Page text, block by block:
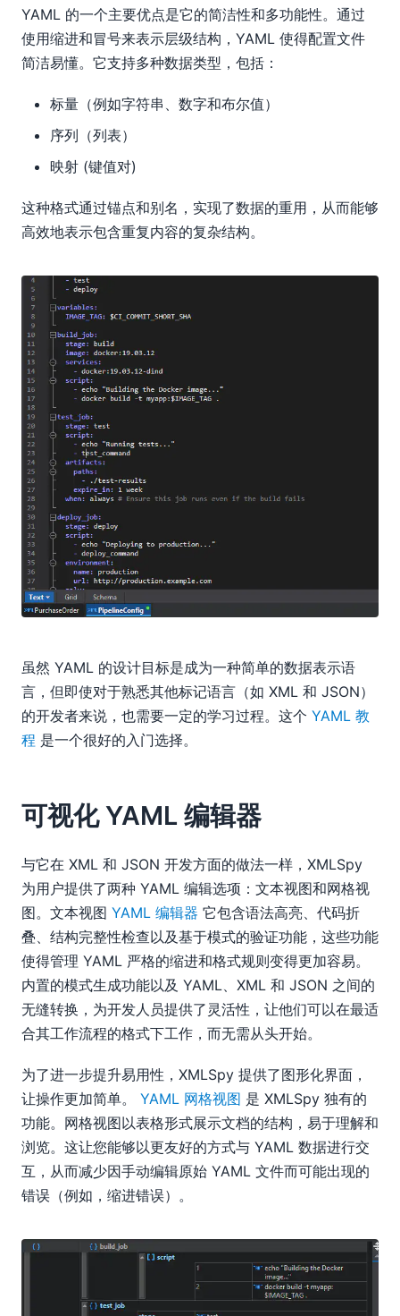
YAML 的一个主要优点是它的简洁性和多功能性。通过
使用缩进和冒号来表示层级结构，YAML 使得配置文件
简洁易懂。它支持多种数据类型，包括：
标量（例如字符串、数字和布尔值）
序列（列表）
映射 (键值对)
这种格式通过锚点和别名，实现了数据的重用，从而能够
高效地表示包含重复内容的复杂结构。
虽然 YAML 的设计目标是成为一种简单的数据表示语
言，但即使对于熟悉其他标记语言（如 XML 和 JSON）
的开发者来说，也需要一定的学习过程。这个 YAML 教
程 是一个很好的入门选择。
可视化 YAML 编辑器
与它在 XML 和 JSON 开发方面的做法一样，XMLSpy
为用户提供了两种 YAML 编辑选项：文本视图和网格视
图。文本视图 YAML 编辑器 它包含语法高亮、代码折
叠、结构完整性检查以及基于模式的验证功能，这些功能
使得管理 YAML 严格的缩进和格式规则变得更加容易。
内置的模式生成功能以及 YAML、XML 和 JSON 之间的
无缝转换，为开发人员提供了灵活性，让他们可以在最适
合其工作流程的格式下工作，而无需从头开始。
为了进一步提升易用性，XMLSpy 提供了图形化界面，
让操作更加简单。 YAML 网格视图 是 XMLSpy 独有的
功能。网格视图以表格形式展示文档的结构，易于理解和
浏览。这让您能够以更友好的方式与 YAML 数据进行交
互，从而减少因手动编辑原始 YAML 文件而可能出现的
错误（例如，缩进错误）。